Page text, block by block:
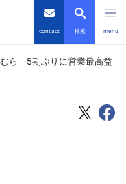
contact 検索 menu
報
むら 5期ぶりに営業最高益